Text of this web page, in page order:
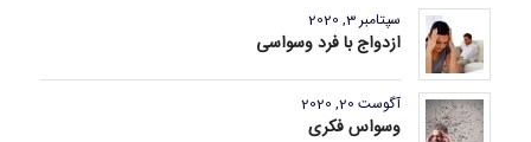
سپتامبر 3, 2020
ازدواج با فرد وسواسی
آگوست 20, 2020
وسواس فکری